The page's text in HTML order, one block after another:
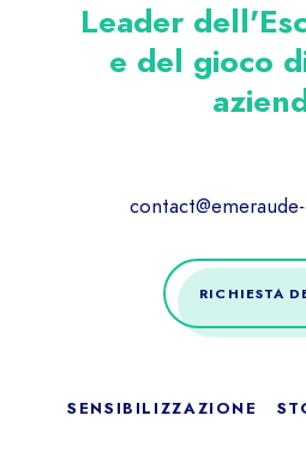
Leader
e del gioco
RICHIESTA
SENSIBILIZZAZIONE